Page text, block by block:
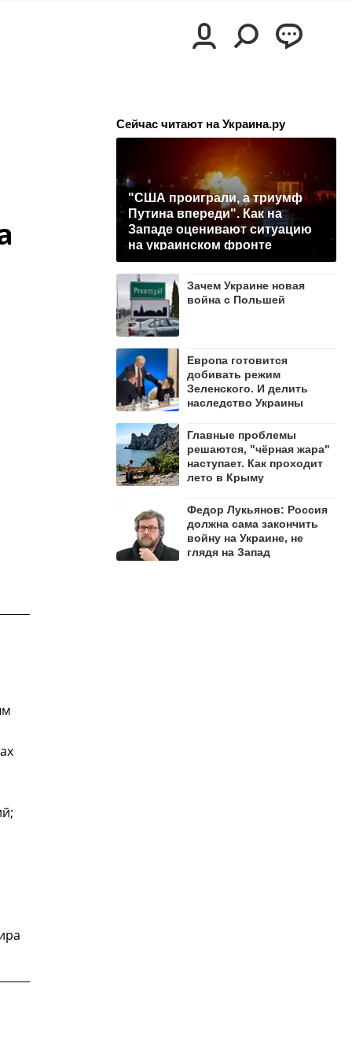
Сейчас читают на Украина.ру
"США проиграли, а триумф
Путина впереди". Как на
Западе оценивают ситуацию
на украинском фронте
Зачем Украине новая
война с Польшей
Европа готовится
добивать режим
Зеленского. И делить
наследство Украины
Главные проблемы
решаются, "чёрная жара"
наступает. Как проходит
лето в Крыму
Федор Лукьянов: Россия
должна сама закончить
войну на Украине, не
глядя на Запад